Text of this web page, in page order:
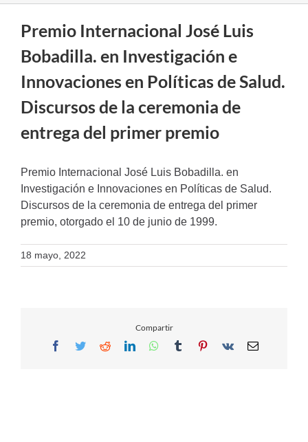
Premio Internacional José Luis
Bobadilla. en Investigación e
Innovaciones en Políticas de Salud.
Discursos de la ceremonia de
entrega del primer premio
Premio Internacional José Luis Bobadilla. en
Investigación e Innovaciones en Políticas de Salud.
Discursos de la ceremonia de entrega del primer
premio, otorgado el 10 de junio de 1999.
18 mayo, 2022
Compartir
Facebook
TwitterRedditLinkedInWhatsApp
TumblrPinterest
Vk Email